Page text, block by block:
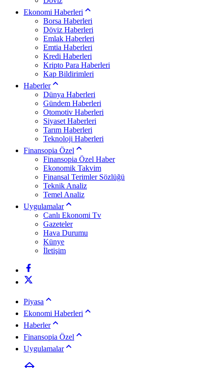
Ekonomi Haberleri
Borsa Haberleri
Döviz Haberleri
Emlak Haberleri
Emtia Haberleri
Kredi Haberleri
Kripto Para Haberleri
Kap Bildirimleri
Haberler
Dünya Haberleri
Gündem Haberleri
Otomotiv Haberleri
Siyaset Haberleri
Tarım Haberleri
Teknoloji Haberleri
Finansopia Özel
Finansopia Özel Haber
Ekonomik Takvim
Finansal Terimler Sözlüğü
Teknik Analiz
Temel Analiz
Uygulamalar
Canlı Ekonomi Tv
Gazeteler
Hava Durumu
Künye
İletişim
Piyasa
Ekonomi Haberleri
Haberler
Finansopia Özel
Uygulamalar